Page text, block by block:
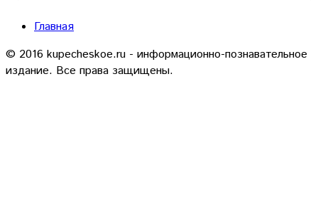
Главная
© 2016 kupecheskoe.ru - информационно-познавательное
издание. Все права защищены.